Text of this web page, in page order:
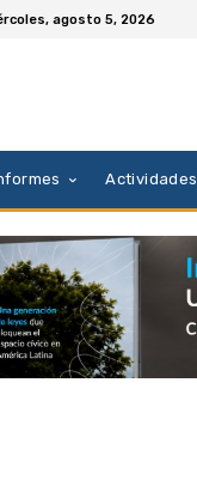
agosto 5, 2026
Actividades